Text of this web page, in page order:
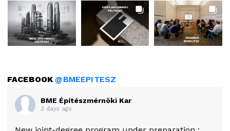
FACEBOOK@BMEEPITESZ
BME Építészmérnöki Kar
3 days ago